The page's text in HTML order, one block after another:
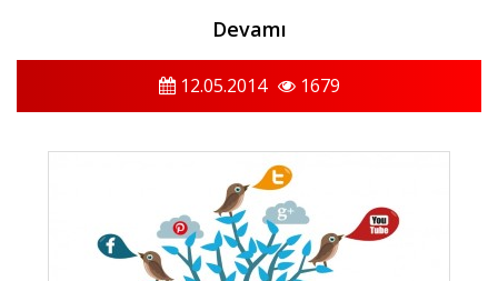
Devamı
12.05.2014 1679